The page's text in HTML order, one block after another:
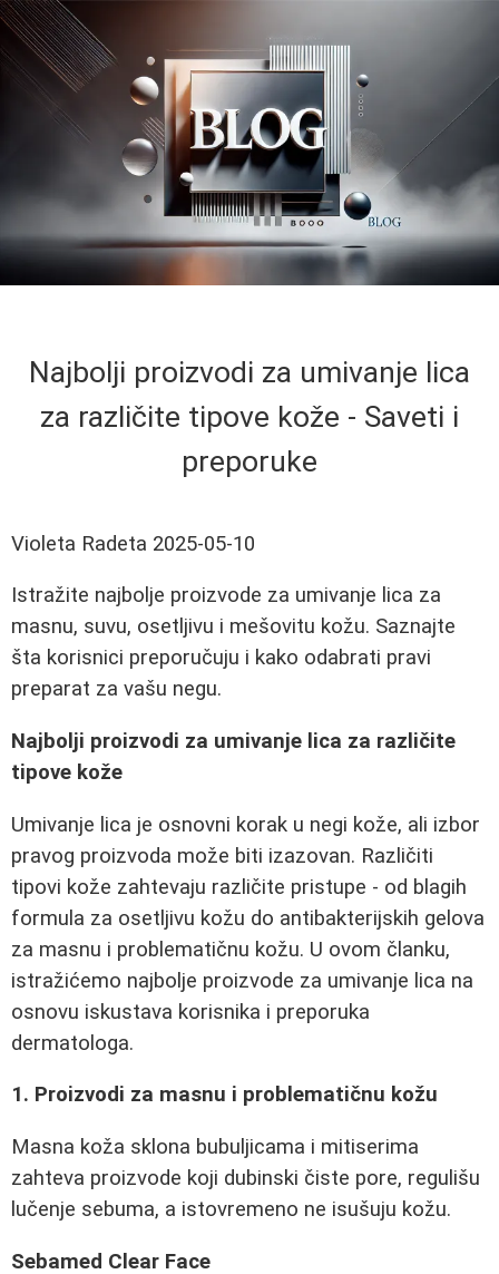
Najbolji proizvodi za umivanje lica
za različite tipove kože - Saveti i
preporuke
Violeta Radeta 2025-05-10
Istražite najbolje proizvode za umivanje lica za
masnu, suvu, osetljivu i mešovitu kožu. Saznajte
šta korisnici preporučuju i kako odabrati pravi
preparat za vašu negu.
Najbolji proizvodi za umivanje lica za različite
tipove kože
Umivanje lica je osnovni korak u negi kože, ali izbor
pravog proizvoda može biti izazovan. Različiti
tipovi kože zahtevaju različite pristupe - od blagih
formula za osetljivu kožu do antibakterijskih gelova
za masnu i problematičnu kožu. U ovom članku,
istražićemo najbolje proizvode za umivanje lica na
osnovu iskustava korisnika i preporuka
dermatologa.
1. Proizvodi za masnu i problematičnu kožu
Masna koža sklona bubuljicama i mitiserima
zahteva proizvode koji dubinski čiste pore, regulišu
lučenje sebuma, a istovremeno ne isušuju kožu.
Sebamed Clear Face